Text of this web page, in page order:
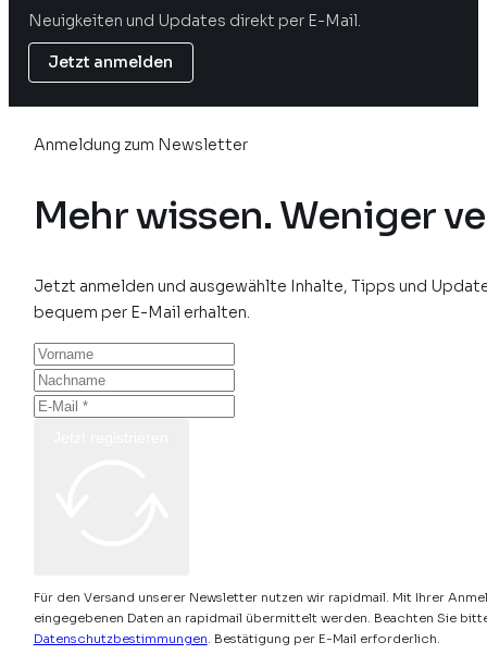
Neuigkeiten und Updates direkt per E-Mail.
Jetzt anmelden
Anmeldung zum Newsletter
Mehr wissen. Weniger
Jetzt anmelden und ausgewählte Inhalte, Tipps und
bequem per E-Mail erhalten.
Für den Versand unserer Newsletter nutzen wir rapidmail. Mit Ihrer
eingegebenen Daten an rapidmail übermittelt werden. Beachten Sie
Datenschutzbestimmungen. Bestätigung per E-Mail erforderlich.